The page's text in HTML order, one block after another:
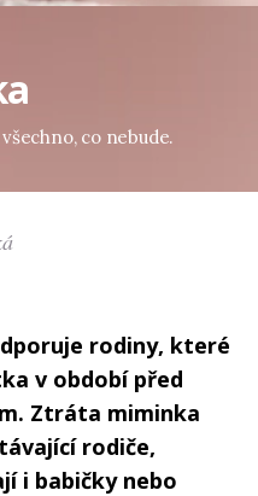
co nebude.
rodiny, které
v období před
Ztráta miminka
rodiče,
i babičky nebo